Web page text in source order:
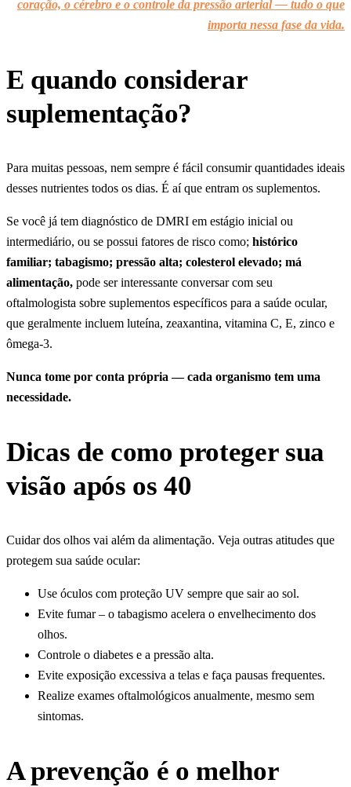
coração, o cérebro e o controle da pressão arterial — tudo o que
importa nessa fase da vida.
E quando considerar
suplementação?
Para muitas pessoas, nem sempre é fácil consumir quantidades ideais
desses nutrientes todos os dias. É aí que entram os suplementos.
Se você já tem diagnóstico de DMRI em estágio inicial ou
intermediário, ou se possui fatores de risco como; histórico
familiar; tabagismo; pressão alta; colesterol elevado; má
alimentação, pode ser interessante conversar com seu
oftalmologista sobre suplementos específicos para a saúde ocular,
que geralmente incluem luteína, zeaxantina, vitamina C, E, zinco e
ômega-3.
Nunca tome por conta própria — cada organismo tem uma
necessidade.
Dicas de como proteger sua
visão após os 40
Cuidar dos olhos vai além da alimentação. Veja outras atitudes que
protegem sua saúde ocular:
Use óculos com proteção UV sempre que sair ao sol.
Evite fumar – o tabagismo acelera o envelhecimento dos
olhos.
Controle o diabetes e a pressão alta.
Evite exposição excessiva a telas e faça pausas frequentes.
Realize exames oftalmológicos anualmente, mesmo sem
sintomas.
A prevenção é o melhor